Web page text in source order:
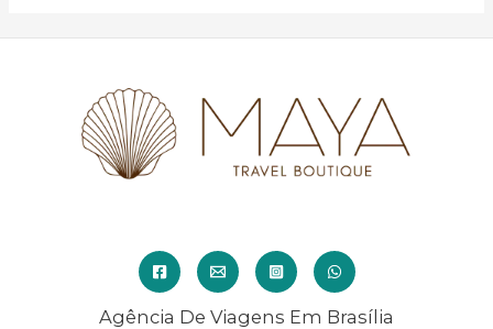
Egito
Agência De Viagens Em Brasília